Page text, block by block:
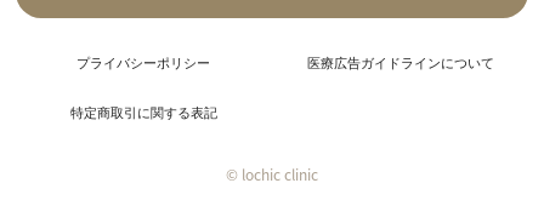
プライバシーポリシー 医療広告ガイドラインについて
特定商取引に関する表記
© lochic clinic